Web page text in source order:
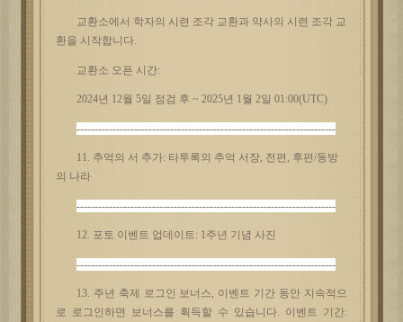
교환소에서 학자의 시련 조각 교환과 약사의 시련 조각 교
환을 시작합니다.
교환소 오픈 시간:
2024년 12월 5일 점검 후 ~ 2025년 1월 2일 01:00(UTC)
------------------------------------------------------------------------
11. 추억의 서 추가: 타투록의 추억 서장, 전편, 후편/동방
의 나라
------------------------------------------------------------------------
12. 포토 이벤트 업데이트: 1주년 기념 사진
------------------------------------------------------------------------
13. 주년 축제 로그인 보너스, 이벤트 기간 동안 지속적으
로 로그인하면 보너스를 획득할 수 있습니다. 이벤트 기간: